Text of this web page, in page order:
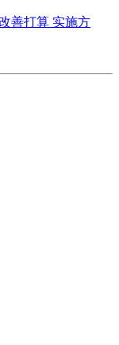
善打算 实施方